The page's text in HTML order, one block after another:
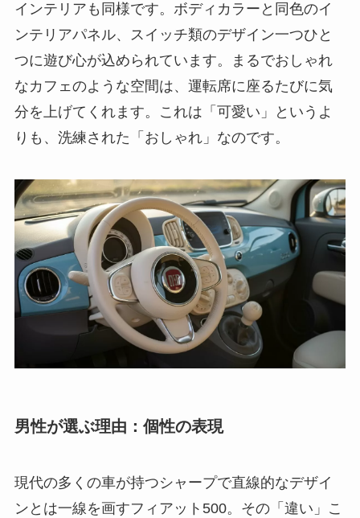
インテリアも同様です。ボディカラーと同色のイ
ンテリアパネル、スイッチ類のデザイン一つひと
つに遊び心が込められています。まるでおしゃれ
なカフェのような空間は、運転席に座るたびに気
分を上げてくれます。これは「可愛い」というよ
りも、洗練された「おしゃれ」なのです。
男性が選ぶ理由：個性の表現
現代の多くの車が持つシャープで直線的なデザイ
ンとは一線を画すフィアット500。その「違い」こ